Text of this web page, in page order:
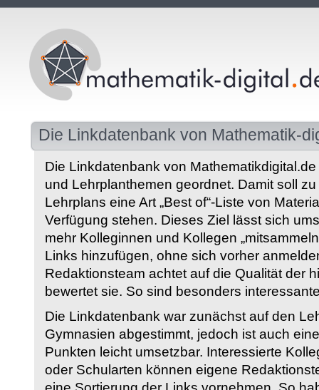
Die Linkdatenbank von Mathematik-
Die Linkdatenbank von
und Lehrplanthemen geordnet. Damit soll
Lehrplans eine Art „Best of“-Liste von
Verfügung stehen. Dieses Ziel lässt sich
mehr Kolleginnen und Kollegen
Links hinzufügen, ohne sich vorher
Redaktionsteam achtet auf die Qualität der
bewertet sie. So sind besonders
Die Linkdatenbank war zunächst auf den
Gymnasien abgestimmt, jedoch ist auch
Punkten leicht umsetzbar. Interessierte
oder Schularten können eigene